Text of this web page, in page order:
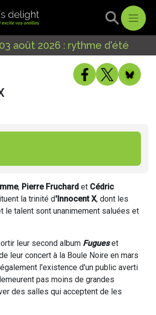
août 2026 : rythme d'été
, Pierre Fruchard et Cédric
la trinité d'Innocent X, dont les
le talent sont unanimement saluées et
leur second album Fugueset
leur concert à la Boule Noire en mars
l'existence d'un public averti
pas moins de grandes
des salles qui acceptent de les